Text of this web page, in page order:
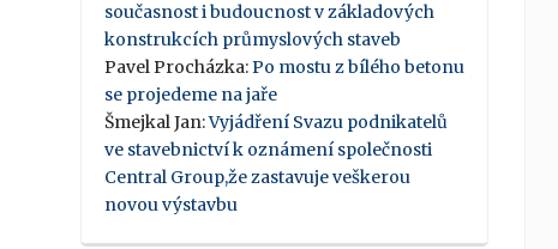
současnost i budoucnost v základových
konstrukcích průmyslových staveb
Pavel Procházka:Po mostu z bílého betonu
se projedeme na jaře
Šmejkal Jan:Vyjádření Svazu podnikatelů
ve stavebnictví k oznámení společnosti
Central Group,že zastavuje veškerou
novou výstavbu